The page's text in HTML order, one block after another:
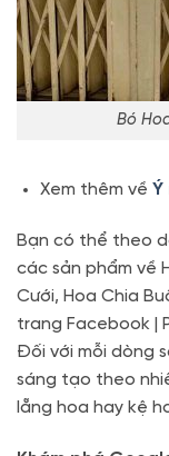
Bó
Xem thêm về Ý
Bạn có thể theo
các sản phẩm về
Cưới, Hoa Chia
trang Facebook |
Đối với mỗi dòng
sáng tạo theo
lẵng hoa hay kệ